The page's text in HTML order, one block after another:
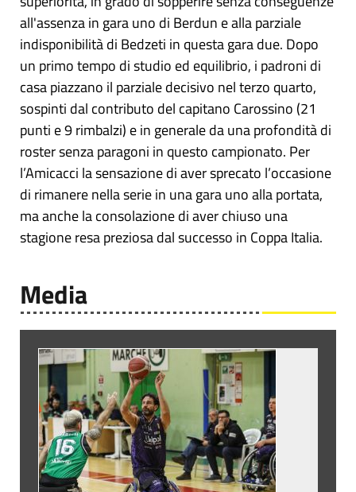
all'assenza in gara uno di Berdun e alla parziale
indisponibilità di Bedzeti in questa gara due. Dopo
un primo tempo di studio ed equilibrio, i padroni di
casa piazzano il parziale decisivo nel terzo quarto,
sospinti dal contributo del capitano Carossino (21
punti e 9 rimbalzi) e in generale da una profondità di
roster senza paragoni in questo campionato. Per
l’Amicacci la sensazione di aver sprecato l’occasione
di rimanere nella serie in una gara uno alla portata,
ma anche la consolazione di aver chiuso una
stagione resa preziosa dal successo in Coppa Italia.
Media